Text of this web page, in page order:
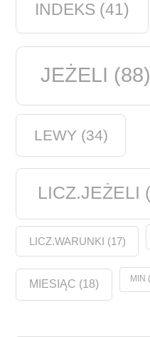
INDEKS (41)
JEŻELI (88)
LEWY (34)
LICZ.JEŻELI
LICZ.WARUNKI (17)
MIESIĄC (18) MIN